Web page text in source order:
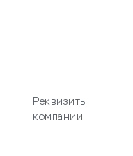
Реквизиты
компании